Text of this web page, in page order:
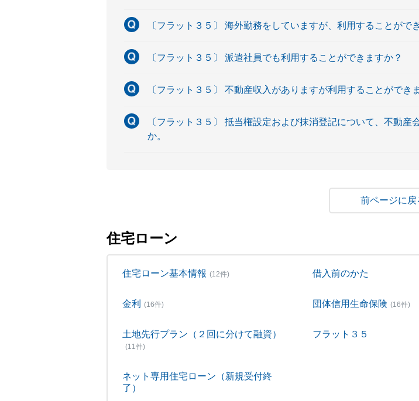
〔フラット３５〕 海外勤務をしていますが、利用することがで
〔フラット３５〕 派遣社員でも利用することができますか？
〔フラット３５〕 不動産収入がありますが利用することができ
〔フラット３５〕 抵当権設定および抹消登記について、不動
か。
戻
住宅ローン
住宅ローン基本情報 (12件) 借入前のかた
金利 (16件) 団体信用生命保険 (16件)
土地先行プラン（２回に分けて融資）
(11件)
フラット３５
ネット専用住宅ローン（新規受付終
了）